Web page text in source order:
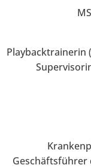
Playbacktrainerin
Geschäftsführer